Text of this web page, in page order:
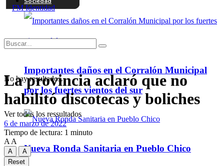
Importantes daños en el Corralón Municipal
por los fuertes vientos del sur
Nueva Ronda Sanitaria en Pueblo Chico
No hay resultados.
Ver todos los ressultados
La provincia aclaró que no
habilitó discotecas y boliches
6 de marzo de 2022
Tiempo de lectura: 1 minuto
A A
A
A
Reset